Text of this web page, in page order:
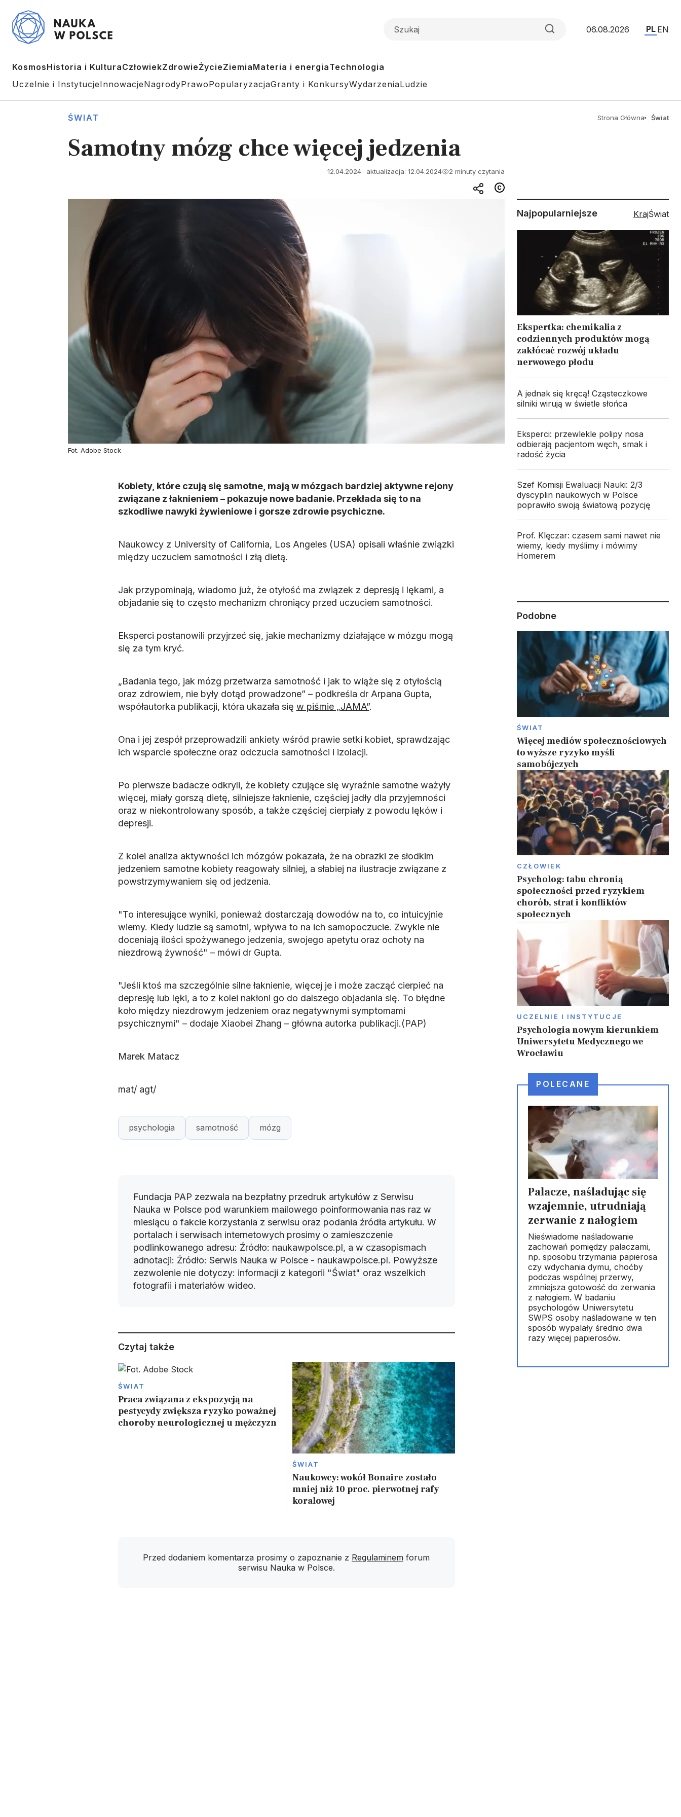
06.08.2026 PL EN
KosmosHistoria i KulturaCzłowiekZdrowieŻycieZiemiaMateria i energiaTechnologia
Uczelnie i InstytucjeInnowacjeNagrodyPrawoPopularyzacjaGranty i KonkursyWydarzeniaLudzie
ŚWIAT Strona Główna Świat
Samotny mózg chce więcej jedzenia
12.04.2024 aktualizacja: 12.04.2024 2 minuty czytania
Fot. Adobe Stock
Kobiety, które czują się samotne, mają w mózgach bardziej aktywne rejony
związane z łaknieniem – pokazuje nowe badanie. Przekłada się to na
szkodliwe nawyki żywieniowe i gorsze zdrowie psychiczne.
Naukowcy z University of California, Los Angeles (USA) opisali właśnie związki
między uczuciem samotności i złą dietą.
Jak przypominają, wiadomo już, że otyłość ma związek z depresją i lękami, a
objadanie się to często mechanizm chroniący przed uczuciem samotności.
Eksperci postanowili przyjrzeć się, jakie mechanizmy działające w mózgu mogą
się za tym kryć.
„Badania tego, jak mózg przetwarza samotność i jak to wiąże się z otyłością
oraz zdrowiem, nie były dotąd prowadzone” – podkreśla dr Arpana Gupta,
współautorka publikacji, która ukazała się w piśmie „JAMA”.
Ona i jej zespół przeprowadzili ankiety wśród prawie setki kobiet, sprawdzając
ich wsparcie społeczne oraz odczucia samotności i izolacji.
Po pierwsze badacze odkryli, że kobiety czujące się wyraźnie samotne ważyły
więcej, miały gorszą dietę, silniejsze łaknienie, częściej jadły dla przyjemności
oraz w niekontrolowany sposób, a także częściej cierpiały z powodu lęków i
depresji.
Z kolei analiza aktywności ich mózgów pokazała, że na obrazki ze słodkim
jedzeniem samotne kobiety reagowały silniej, a słabiej na ilustracje związane z
powstrzymywaniem się od jedzenia.
"To interesujące wyniki, ponieważ dostarczają dowodów na to, co intuicyjnie
wiemy. Kiedy ludzie są samotni, wpływa to na ich samopoczucie. Zwykle nie
doceniają ilości spożywanego jedzenia, swojego apetytu oraz ochoty na
niezdrową żywność" – mówi dr Gupta.
"Jeśli ktoś ma szczególnie silne łaknienie, więcej je i może zacząć cierpieć na
depresję lub lęki, a to z kolei nakłoni go do dalszego objadania się. To błędne
koło między niezdrowym jedzeniem oraz negatywnymi symptomami
psychicznymi" – dodaje Xiaobei Zhang – główna autorka publikacji.(PAP)
Marek Matacz
mat/ agt/
psychologia samotność mózg
Fundacja PAP zezwala na bezpłatny przedruk artykułów z Serwisu
Nauka w Polsce pod warunkiem mailowego poinformowania nas raz w
miesiącu o fakcie korzystania z serwisu oraz podania źródła artykułu. W
portalach i serwisach internetowych prosimy o zamieszczenie
podlinkowanego adresu: Źródło: naukawpolsce.pl, a w czasopismach
adnotacji: Źródło: Serwis Nauka w Polsce - naukawpolsce.pl. Powyższe
zezwolenie nie dotyczy: informacji z kategorii "Świat" oraz wszelkich
fotografii i materiałów wideo.
Czytaj także
ŚWIAT
Praca związana z ekspozycją na
pestycydy zwiększa ryzyko poważnej
choroby neurologicznej u mężczyzn
ŚWIAT
Naukowcy: wokół Bonaire zostało
mniej niż 10 proc. pierwotnej rafy
koralowej
Przed dodaniem komentarza prosimy o zapoznanie z Regulaminem forum
serwisu Nauka w Polsce.
Najpopularniejsze KrajŚwiat
Ekspertka: chemikalia z
codziennych produktów mogą
zakłócać rozwój układu
nerwowego płodu
A jednak się kręcą! Cząsteczkowe
silniki wirują w świetle słońca
Eksperci: przewlekle polipy nosa
odbierają pacjentom węch, smak i
radość życia
Szef Komisji Ewaluacji Nauki: 2/3
dyscyplin naukowych w Polsce
poprawiło swoją światową pozycję
Prof. Klęczar: czasem sami nawet nie
wiemy, kiedy myślimy i mówimy
Homerem
Podobne
ŚWIAT
Więcej mediów społecznościowych
to wyższe ryzyko myśli
samobójczych
CZŁOWIEK
Psycholog: tabu chronią
społeczności przed ryzykiem
chorób, strat i konfliktów
społecznych
UCZELNIE I INSTYTUCJE
Psychologia nowym kierunkiem
Uniwersytetu Medycznego we
Wrocławiu
POLECANE
Palacze, naśladując się
wzajemnie, utrudniają
zerwanie z nałogiem
Nieświadome naśladowanie
zachowań pomiędzy palaczami,
np. sposobu trzymania papierosa
czy wdychania dymu, choćby
podczas wspólnej przerwy,
zmniejsza gotowość do zerwania
z nałogiem. W badaniu
psychologów Uniwersytetu
SWPS osoby naśladowane w ten
sposób wypalały średnio dwa
razy więcej papierosów.